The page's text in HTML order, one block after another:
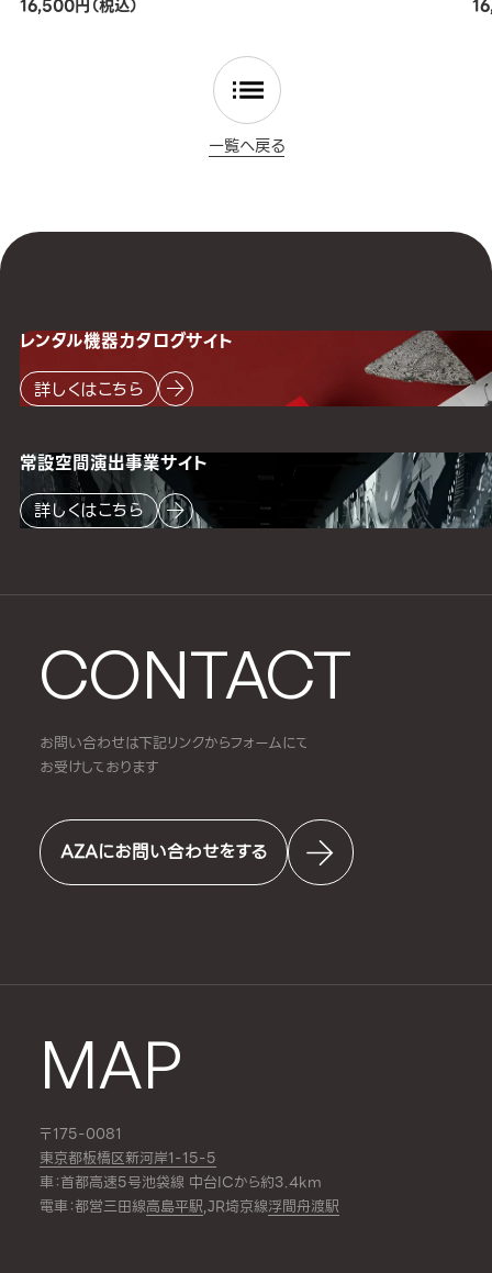
16,500円（税込）
一覧へ戻る
CONTACT
お問い合わせは下記リンクからフォームにて
お受けしております
AZAにお問い合わせをする
MAP
〒175-0081
東京都板橋区新河岸1-15-5
車：首都高速5号池袋線 中台ICから約3.4km
電車：都営三田線高島平駅,JR埼京線浮間舟渡駅
レンタル機器カタログサイト
詳しくはこちら
常設空間演出事業サイト
詳しくはこちら